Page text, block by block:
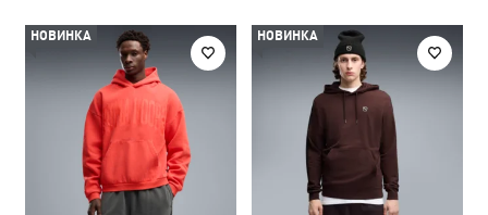
НОВИНКА НОВИНКА